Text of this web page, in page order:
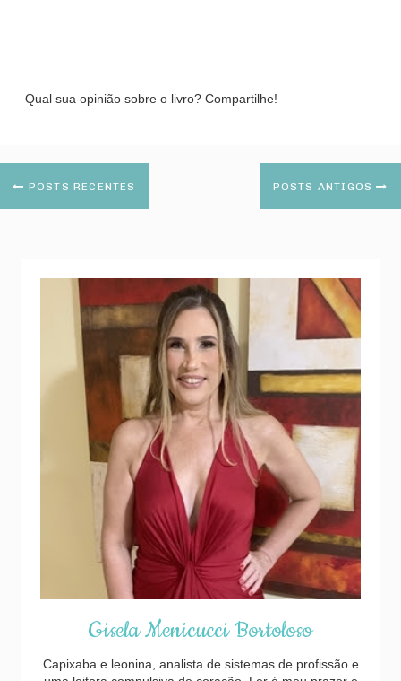
Qual sua opinião sobre o livro? Compartilhe!
POSTS RECENTES POSTS ANTIGOS
Gisela Menicucci Bortoloso
Capixaba e leonina, analista de sistemas de profissão e